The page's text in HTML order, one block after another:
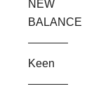
NEW
BALANCE
Keen